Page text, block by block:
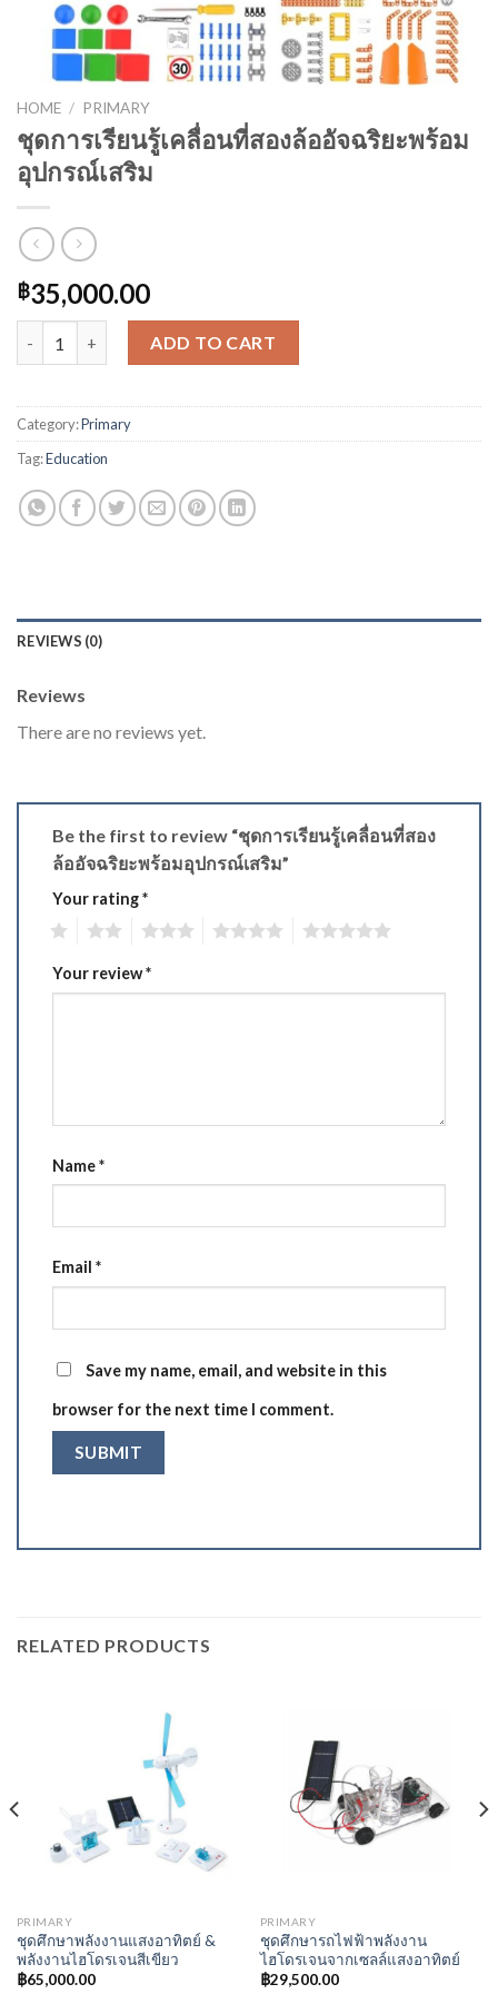
HOME / PRIMARY
ชุดการเรียนรู้เคลื่อนที่สองล้ออัจฉริยะพร้อม
อุปกรณ์เสริม
฿35,000.00
ADD TO CART
Category:Primary
Tag:Education
REVIEWS (0)
Reviews
There are no reviews yet.
Be the first to review “ชุดการเรียนรู้เคลื่อนที่สอง
ล้ออัจฉริยะพร้อมอุปกรณ์เสริม”
Your rating*
Your review*
Name*
Email *
Save my name, email, and website in this
browser for the next time I comment.
RELATED PRODUCTS
PRIMARY
ชุดศึกษาพลังงานแสงอาทิตย์ &
พลังงานไฮโดรเจนสีเขียว
฿65,000.00
PRIMARY
ชุดศึกษารถไฟฟ้าพลังงาน
ไฮโดรเจนจากเซลล์แสงอาทิตย์
฿29,500.00